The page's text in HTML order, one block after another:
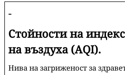
-
Стойности на
на въздуха (AQI).
Нива на загриженост за